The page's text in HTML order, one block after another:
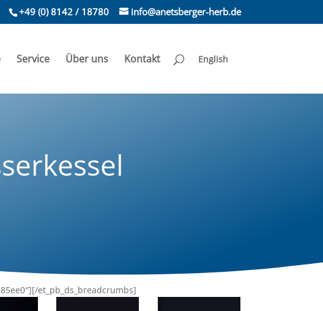
+49 (0) 8142 / 18780 info@anetsberger-herb.de
Service Über uns Kontakt English
et_pb_ds_breadcrumbs]